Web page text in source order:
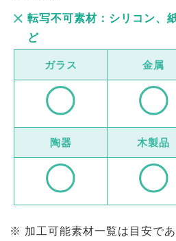
転写不可素材：シリコン、
ど
ガラス 金属
陶器 木製品
加工可能素材一覧は目安で